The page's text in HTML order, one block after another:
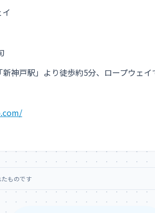
神戸駅」より徒歩約5分、ロープウェ
ものです